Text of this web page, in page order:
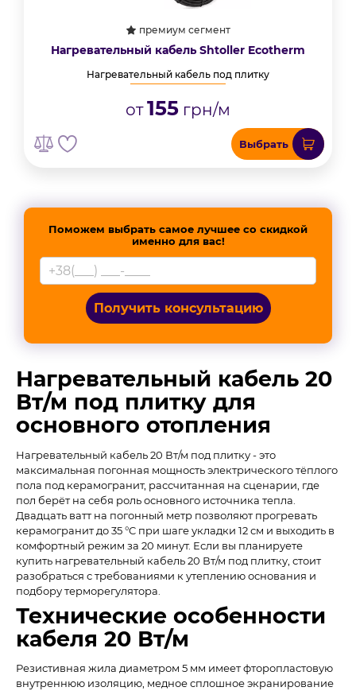
премиум сегмент
Нагревательный кабель Shtoller Ecotherm
Нагревательный кабель под плитку
от155 грн/м
Выбрать
Поможем выбрать самое лучшее со скидкой
именно для вас!
Получить консультацию
Нагревательный кабель 20
Вт/м под плитку для
основного отопления
Нагревательный кабель 20 Вт/м под плитку - это
максимальная погонная мощность электрического тёплого
пола под керамогранит, рассчитанная на сценарии, где
пол берёт на себя роль основного источника тепла.
Двадцать ватт на погонный метр позволяют прогревать
керамогранит до 35 °C при шаге укладки 12 см и выходить в
комфортный режим за 20 минут. Если вы планируете
купить нагревательный кабель 20 Вт/м под плитку, стоит
разобраться с требованиями к утеплению основания и
подбору терморегулятора.
Технические особенности
кабеля 20 Вт/м
Резистивная жила диаметром 5 мм имеет фторопластовую
внутреннюю изоляцию, медное сплошное экранирование